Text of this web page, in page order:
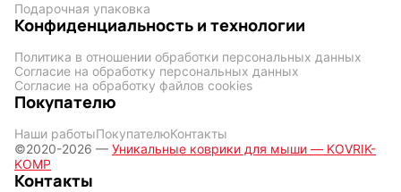
Подарочная упаковка
Конфиденциальность и технологии
Политика в отношении обработки персональных данных
Согласие на обработку персональных данных
Согласие на обработку файлов cookies
Покупателю
Наши работыПокупателюКонтакты
©2020-2026 — Уникальные коврики для мыши — KOVRIK-
KOMP
Контакты